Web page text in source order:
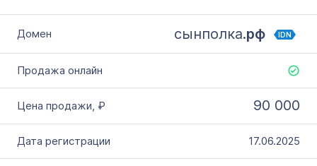
сынполка.рф IDN
90 000
17.06.2025